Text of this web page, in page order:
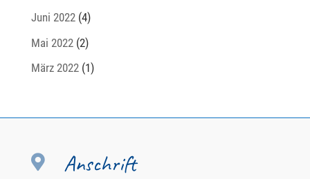
Juni 2022(4)
Mai 2022(2)
März 2022(1)
 Anschrift